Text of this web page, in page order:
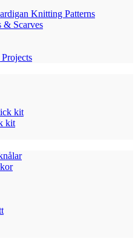
Knitting Patterns
& Scarves
kit
kit